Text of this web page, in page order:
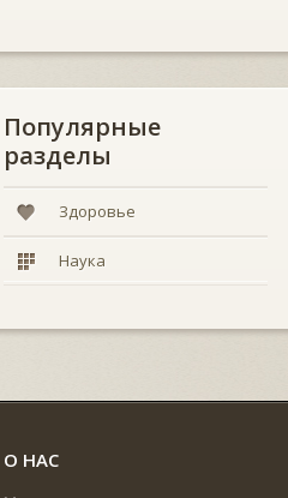
Популярные
разделы
Здоровье
Наука
О НАС